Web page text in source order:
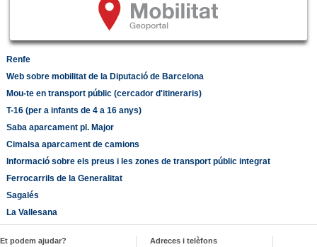
Renfe
Web sobre mobilitat de la Diputació de Barcelona
Mou-te en transport públic (cercador d'itineraris)
T-16 (per a infants de 4 a 16 anys)
Saba aparcament pl. Major
Cimalsa aparcament de camions
Informació sobre els preus i les zones de transport públic integrat
Ferrocarrils de la Generalitat
Sagalés
La Vallesana
Et podem ajudar?
Adreces i telèfons